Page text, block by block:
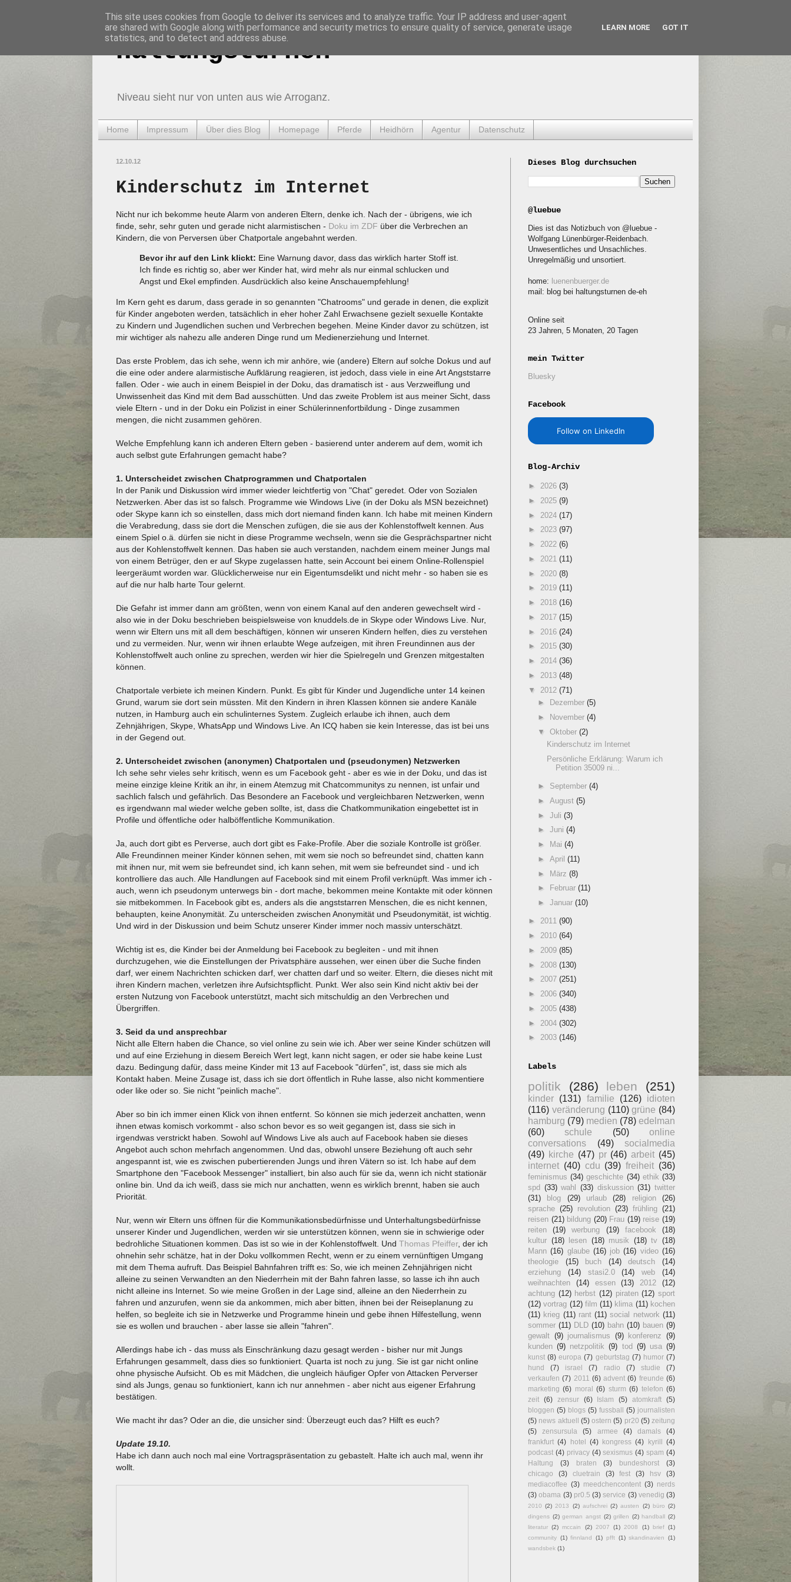
Haltungsturnen
Niveau sieht nur von unten aus wie Arroganz.
Home Impressum Über dies Blog Homepage Pferde Heidhörn Agentur Datenschutz
12.10.12
Kinderschutz im Internet
Nicht nur ich bekomme heute Alarm von anderen Eltern, denke ich. Nach der - übrigens, wie ich
finde, sehr, sehr guten und gerade nicht alarmistischen - Doku im ZDF über die Verbrechen an
Kindern, die von Perversen über Chatportale angebahnt werden.
Bevor ihr auf den Link klickt: Eine Warnung davor, dass das wirklich harter Stoff ist.
Ich finde es richtig so, aber wer Kinder hat, wird mehr als nur einmal schlucken und
Angst und Ekel empfinden. Ausdrücklich also keine Anschauempfehlung!
Im Kern geht es darum, dass gerade in so genannten "Chatrooms" und gerade in denen, die explizit
für Kinder angeboten werden, tatsächlich in eher hoher Zahl Erwachsene gezielt sexuelle Kontakte
zu Kindern und Jugendlichen suchen und Verbrechen begehen. Meine Kinder davor zu schützen, ist
mir wichtiger als nahezu alle anderen Dinge rund um Medienerziehung und Internet.
Das erste Problem, das ich sehe, wenn ich mir anhöre, wie (andere) Eltern auf solche Dokus und auf
die eine oder andere alarmistische Aufklärung reagieren, ist jedoch, dass viele in eine Art Angststarre
fallen. Oder - wie auch in einem Beispiel in der Doku, das dramatisch ist - aus Verzweiflung und
Unwissenheit das Kind mit dem Bad ausschütten. Und das zweite Problem ist aus meiner Sicht, dass
viele Eltern - und in der Doku ein Polizist in einer Schülerinnenfortbildung - Dinge zusammen
mengen, die nicht zusammen gehören.
Welche Empfehlung kann ich anderen Eltern geben - basierend unter anderem auf dem, womit ich
auch selbst gute Erfahrungen gemacht habe?
1. Unterscheidet zwischen Chatprogrammen und Chatportalen
In der Panik und Diskussion wird immer wieder leichtfertig von "Chat" geredet. Oder von Sozialen
Netzwerken. Aber das ist so falsch. Programme wie Windows Live (in der Doku als MSN bezeichnet)
oder Skype kann ich so einstellen, dass mich dort niemand finden kann. Ich habe mit meinen Kindern
die Verabredung, dass sie dort die Menschen zufügen, die sie aus der Kohlenstoffwelt kennen. Aus
einem Spiel o.ä. dürfen sie nicht in diese Programme wechseln, wenn sie die Gesprächspartner nicht
aus der Kohlenstoffwelt kennen. Das haben sie auch verstanden, nachdem einem meiner Jungs mal
von einem Betrüger, den er auf Skype zugelassen hatte, sein Account bei einem Online-Rollenspiel
leergeräumt worden war. Glücklicherweise nur ein Eigentumsdelikt und nicht mehr - so haben sie es
auf die nur halb harte Tour gelernt.
Die Gefahr ist immer dann am größten, wenn von einem Kanal auf den anderen gewechselt wird -
also wie in der Doku beschrieben beispielsweise von knuddels.de in Skype oder Windows Live. Nur,
wenn wir Eltern uns mit all dem beschäftigen, können wir unseren Kindern helfen, dies zu verstehen
und zu vermeiden. Nur, wenn wir ihnen erlaubte Wege aufzeigen, mit ihren Freundinnen aus der
Kohlenstoffwelt auch online zu sprechen, werden wir hier die Spielregeln und Grenzen mitgestalten
können.
Chatportale verbiete ich meinen Kindern. Punkt. Es gibt für Kinder und Jugendliche unter 14 keinen
Grund, warum sie dort sein müssten. Mit den Kindern in ihren Klassen können sie andere Kanäle
nutzen, in Hamburg auch ein schulinternes System. Zugleich erlaube ich ihnen, auch dem
Zehnjährigen, Skype, WhatsApp und Windows Live. An ICQ haben sie kein Interesse, das ist bei uns
in der Gegend out.
2. Unterscheidet zwischen (anonymen) Chatportalen und (pseudonymen) Netzwerken
Ich sehe sehr vieles sehr kritisch, wenn es um Facebook geht - aber es wie in der Doku, und das ist
meine einzige kleine Kritik an ihr, in einem Atemzug mit Chatcommunitys zu nennen, ist unfair und
sachlich falsch und gefährlich. Das Besondere an Facebook und vergleichbaren Netzwerken, wenn
es irgendwann mal wieder welche geben sollte, ist, dass die Chatkommunikation eingebettet ist in
Profile und öffentliche oder halböffentliche Kommunikation.
Ja, auch dort gibt es Perverse, auch dort gibt es Fake-Profile. Aber die soziale Kontrolle ist größer.
Alle Freundinnen meiner Kinder können sehen, mit wem sie noch so befreundet sind, chatten kann
mit ihnen nur, mit wem sie befreundet sind, ich kann sehen, mit wem sie befreundet sind - und ich
kontrolliere das auch. Alle Handlungen auf Facebook sind mit einem Profil verknüpft. Was immer ich -
auch, wenn ich pseudonym unterwegs bin - dort mache, bekommen meine Kontakte mit oder können
sie mitbekommen. In Facebook gibt es, anders als die angststarren Menschen, die es nicht kennen,
behaupten, keine Anonymität. Zu unterscheiden zwischen Anonymität und Pseudonymität, ist wichtig.
Und wird in der Diskussion und beim Schutz unserer Kinder immer noch massiv unterschätzt.
Wichtig ist es, die Kinder bei der Anmeldung bei Facebook zu begleiten - und mit ihnen
durchzugehen, wie die Einstellungen der Privatsphäre aussehen, wer einen über die Suche finden
darf, wer einem Nachrichten schicken darf, wer chatten darf und so weiter. Eltern, die dieses nicht mit
ihren Kindern machen, verletzen ihre Aufsichtspflicht. Punkt. Wer also sein Kind nicht aktiv bei der
ersten Nutzung von Facebook unterstützt, macht sich mitschuldig an den Verbrechen und
Übergriffen.
3. Seid da und ansprechbar
Nicht alle Eltern haben die Chance, so viel online zu sein wie ich. Aber wer seine Kinder schützen will
und auf eine Erziehung in diesem Bereich Wert legt, kann nicht sagen, er oder sie habe keine Lust
dazu. Bedingung dafür, dass meine Kinder mit 13 auf Facebook "dürfen", ist, dass sie mich als
Kontakt haben. Meine Zusage ist, dass ich sie dort öffentlich in Ruhe lasse, also nicht kommentiere
oder like oder so. Sie nicht "peinlich mache".
Aber so bin ich immer einen Klick von ihnen entfernt. So können sie mich jederzeit anchatten, wenn
ihnen etwas komisch vorkommt - also schon bevor es so weit gegangen ist, dass sie sich in
irgendwas verstrickt haben. Sowohl auf Windows Live als auch auf Facebook haben sie dieses
Angebot auch schon mehrfach angenommen. Und das, obwohl unsere Beziehung oft auch sehr
angespannt ist, wie es zwischen pubertierenden Jungs und ihren Vätern so ist. Ich habe auf dem
Smartphone den "Facebook Messenger" installiert, bin also auch für sie da, wenn ich nicht stationär
online bin. Und da ich weiß, dass sie mich nur anchatten, wenn es wirklich brennt, haben sie auch
Priorität.
Nur, wenn wir Eltern uns öffnen für die Kommunikationsbedürfnisse und Unterhaltungsbedürfnisse
unserer Kinder und Jugendlichen, werden wir sie unterstützen können, wenn sie in schwierige oder
bedrohliche Situationen kommen. Das ist so wie in der Kohlenstoffwelt. Und Thomas Pfeiffer, der ich
ohnehin sehr schätze, hat in der Doku vollkommen Recht, wenn er zu einem vernünftigen Umgang
mit dem Thema aufruft. Das Beispiel Bahnfahren trifft es: So, wie ich meinen Zehnjährigen nicht
alleine zu seinen Verwandten an den Niederrhein mit der Bahn fahren lasse, so lasse ich ihn auch
nicht alleine ins Internet. So wie meine Großen in der Lage sind, alleine an den Niederrhein zu
fahren und anzurufen, wenn sie da ankommen, mich aber bitten, ihnen bei der Reiseplanung zu
helfen, so begleite ich sie in Netzwerke und Programme hinein und gebe ihnen Hilfestellung, wenn
sie es wollen und brauchen - aber lasse sie allein "fahren".
Allerdings habe ich - das muss als Einschränkung dazu gesagt werden - bisher nur mit Jungs
Erfahrungen gesammelt, dass dies so funktioniert. Quarta ist noch zu jung. Sie ist gar nicht online
ohne physische Aufsicht. Ob es mit Mädchen, die ungleich häufiger Opfer von Attacken Perverser
sind als Jungs, genau so funktioniert, kann ich nur annehmen - aber nicht aus eigener Erfahrung
bestätigen.
Wie macht ihr das? Oder an die, die unsicher sind: Überzeugt euch das? Hilft es euch?
Update 19.10.
Habe ich dann auch noch mal eine Vortragspräsentation zu gebastelt. Halte ich auch mal, wenn ihr
wollt.
Dieses Blog durchsuchen
@luebue
Dies ist das Notizbuch von @luebue -
Wolfgang Lünenbürger-Reidenbach.
Unwesentliches und Unsachliches.
Unregelmäßig und unsortiert.
home: luenenbuerger.de
mail: blog bei haltungsturnen de-eh
Online seit
23 Jahren, 5 Monaten, 20 Tagen
mein Twitter
Bluesky
Facebook
Follow on LinkedIn
Blog-Archiv
► 2026 (3)
► 2025 (9)
► 2024 (17)
► 2023 (97)
► 2022 (6)
► 2021 (11)
► 2020 (8)
► 2019 (11)
► 2018 (16)
► 2017 (15)
► 2016 (24)
► 2015 (30)
► 2014 (36)
► 2013 (48)
▼ 2012 (71)
►
Dezember (5)
►
November (4)
▼ Oktober (2)
Kinderschutz im Internet
Persönliche Erklärung: Warum ich
Petition 35009 ni...
► September (4)
► August (5)
► Juli (3)
► Juni (4)
►
Mai (4)
► April (11)
► März (8)
►
Februar (11)
► Januar (10)
► 2011 (90)
► 2010 (64)
► 2009 (85)
► 2008 (130)
► 2007 (251)
► 2006 (340)
► 2005 (438)
► 2004 (302)
► 2003 (146)
Labels
politik (286) leben (251)
kinder (131) familie (126)
idioten
(116) veränderung (110) grüne (84)
hamburg (79) medien (78) edelman
(60)
schule (50)
online
conversations
(49)
socialmedia
(49) kirche (47) pr (46) arbeit (45)
internet (40) cdu (39) freiheit (36)
feminismus (34) geschichte (34) ethik (33)
spd (33) wahl (33) diskussion (31) twitter
(31)
blog (29) urlaub (28) religion
(26)
sprache (25) revolution (23) frühling (21)
reisen (21) bildung (20) Frau (19) reise (19)
reiten
(19) werbung (19) facebook
(18)
kultur (18) lesen (18) musik (18) tv
(18)
Mann (16) glaube (16) job (16) video (16)
theologie
(15) buch (14) deutsch
(14)
erziehung
(14) stasi2.0 (14) web
(14)
weihnachten
(14) essen (13) 2012
(12)
achtung (12) herbst (12) piraten (12) sport
(12) vortrag (12) film (11) klima (11) kochen
(11) krieg (11) rant (11) social network (11)
sommer (11) DLD (10) bahn (10) bauen (9)
gewalt (9) journalismus (9) konferenz
(9)
kunden (9) netzpolitik (9) tod (9) usa (9)
kunst (8) europa (7) geburtstag (7) humor (7)
hund
(7) israel (7) radio (7) studie
(7)
verkaufen (7) 2011 (6) advent (6) freunde (6)
marketing (6) moral (6) sturm (6) telefon (6)
zeit
(6) zensur (6) Islam (5) atomkraft
(5)
bloggen (5) blogs (5) fussball (5) journalisten
(5) news aktuell (5) ostern (5) pr20 (5) zeitung
(5)
zensursula (5) armee (4) damals
(4)
frankfurt (4) hotel (4) kongress (4) kyrill (4)
podcast (4) privacy (4) sexismus (4) spam (4)
Haltung
(3) braten (3) bundeshorst
(3)
chicago
(3) cluetrain (3) fest (3) hsv
(3)
mediacoffee (3) meedchencontent (3) nerds
(3) obama (3) pr0.5 (3) service (3) venedig (3)
2010 (2) 2013 (2) aufschrei (2) austen (2) büro (2)
dingens (2) german angst (2) grillen (2) handball (2)
literatur (2) mccain (2) 2007 (1) 2008 (1) brief (1)
community (1) finnland (1) pfft (1) skandinavien
(1)
wandsbek (1)
This site uses cookies from Google to deliver its services and to analyze traffic. Your IP address and user-agent
are shared with Google along with performance and security metrics to ensure quality of service, generate usage
statistics, and to detect and address abuse.
LEARN MORE GOT IT